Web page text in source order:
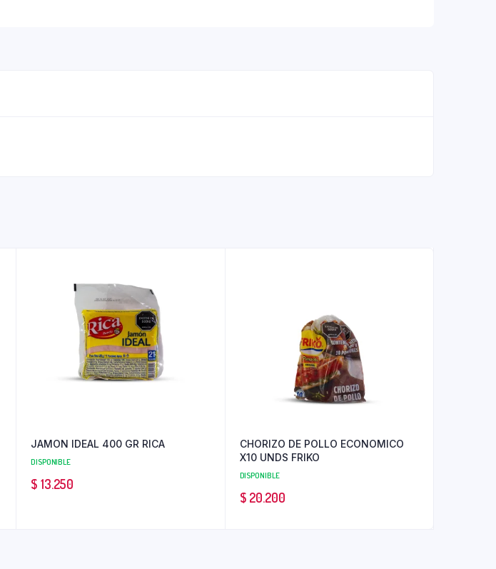
JAMON IDEAL 400 GR RICA
DISPONIBLE
$ 13.250
CHORIZO DE POLLO ECONOMICO
X10 UNDS FRIKO
DISPONIBLE
$ 20.200